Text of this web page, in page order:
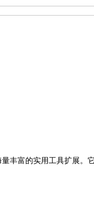
丰富的实用工具扩展。